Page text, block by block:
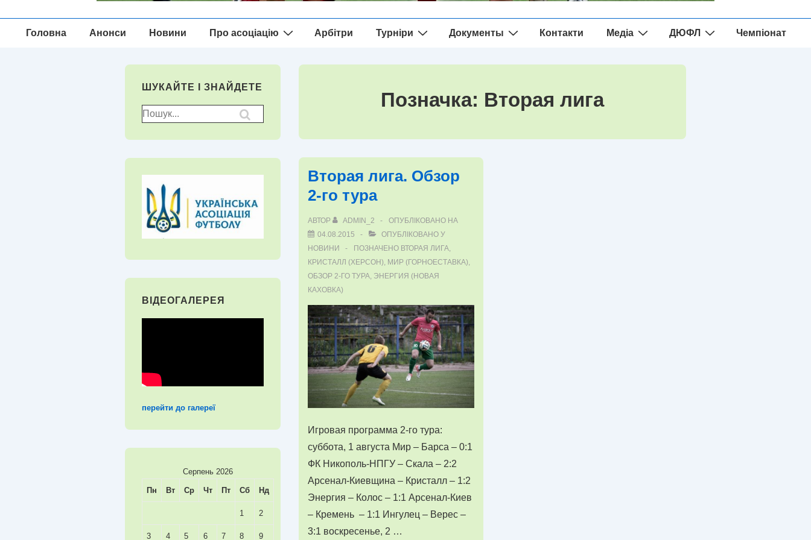
Головна
Головна Анонси Новини Про асоціацію Арбітри Турніри Документы Контакти Медіа ДЮФЛ Чемпіонат
Позначка: Вторая лига
Вторая лига. Обзор
2-го тура
АВТОР ADMIN_2
ОПУБЛІКОВАНО НА
04.08.2015
ОПУБЛІКОВАНО У
НОВИНИ
ПОЗНАЧЕНО ВТОРАЯ ЛИГА,
КРИСТАЛЛ (ХЕРСОН), МИР (ГОРНОЕСТАВКА),
ОБЗОР 2-ГО ТУРА, ЭНЕРГИЯ (НОВАЯ
КАХОВКА)
Игровая программа 2-го тура:
суббота, 1 августа Мир – Барса – 0:1
ФК Никополь-НПГУ – Скала – 2:2
Арсенал-Киевщина – Кристалл – 1:2
Энергия – Колос – 1:1 Арсенал-Киев
– Кремень – 1:1 Ингулец – Верес –
3:1 воскресенье, 2 …
ШУКАЙТЕ І ЗНАЙДЕТЕ
Пошук
для:
ВІДЕОГАЛЕРЕЯ
перейти до галереї
Серпень 2026
Пн Вт Ср Чт Пт Сб Нд
1 2
3 4 5 6 7 8 9